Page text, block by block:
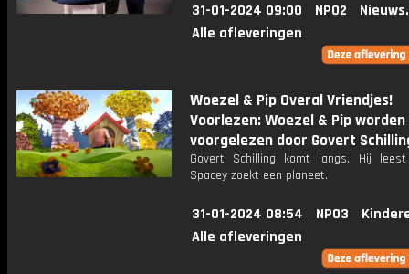
31-01-2024 09:00 NPO2
Alle afleveringen
Woezel & Pip Overal Vriendjes!
Voorlezen: Woezel & Pip worden
voorgelezen door Govert
Govert Schilling komt langs. Hij
Spacey zoekt een planeet.
31-01-2024 08:54 NPO3
Alle afleveringen